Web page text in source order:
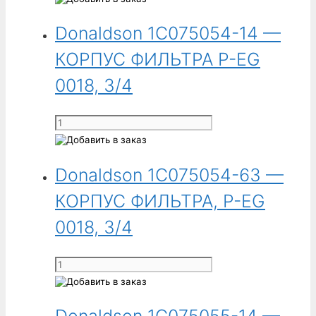
0012,
1/2
1C075053-
-
КОРПУС
ФИЛЬТРА,
P-
EG
0012,
1/2
Donaldson 1C075054-14 —
КОРПУС ФИЛЬТРА P-EG
0018, 3/4
Количество
товара
1C075054-
-
КОРПУС
ФИЛЬТРА
P-
EG
0018,
3/4
Donaldson 1C075054-63 —
КОРПУС ФИЛЬТРА, P-EG
0018, 3/4
Количество
товара